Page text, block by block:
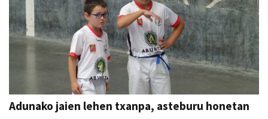
Adunako jaien lehen txanpa, asteburu honetan